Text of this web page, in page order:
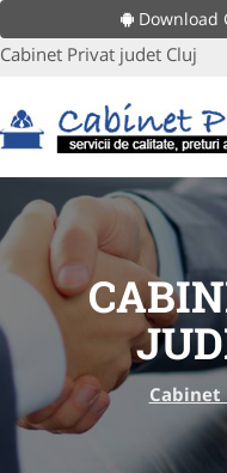
Download
Cabinet Privat judet Cluj
Cabinet